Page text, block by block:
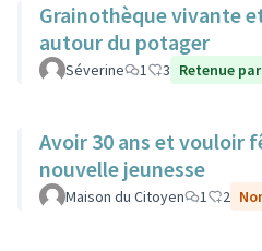
Grainothèque vivante
autour du potager
Séverine 1 3 Retenue
Avoir 30 ans et vouloir
nouvelle jeunesse
Maison du Citoyen 1 2